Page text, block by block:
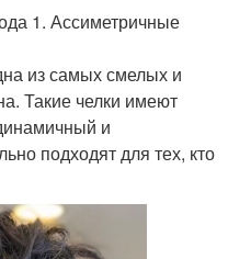
1. Ассиметричные
из самых смелых и
Такие челки имеют
и
подходят для тех, кто